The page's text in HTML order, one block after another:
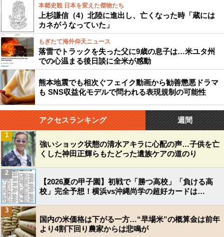
本郷史観 日本を変えた傑物たち
上杉謙信（4）北陸に進出し、亡くなった時「蔵には
カネがうなっていた」
もぎたて海外仰天ニュース
落雷でトラックを失った父に9歳の息子は…米ユタ州
での心温まる後日談に全米が感動
熊本地震でも相次ぐフェイク動画から勧善懲悪ドラマ
も SNS収益化モデルで問われる表現規制の可能性
アクセスランキング 週間
強いショック状態の清水アキラに心配の声…子供を亡
くした神田正輝らもたどった遺族ケアの道のり
1
【2026夏の甲子園】初戦で「勝つ高校」「負ける高
校」完全予想！横浜vs沖縄尚学の超好カードは…
2
国内の米価格は下がる一方…“早場米”の概算金は前年
より4割下回り農家からは悲鳴が
3